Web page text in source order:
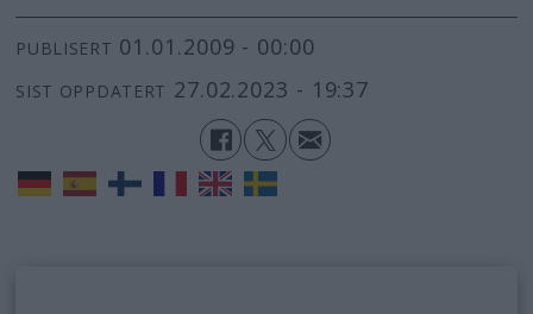
PUBLISERT 01.01.2009 - 00:00
SIST OPPDATERT 27.02.2023 - 19:37